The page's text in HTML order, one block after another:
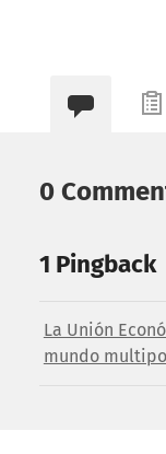
0
1 Pingback
La Unión
mundo